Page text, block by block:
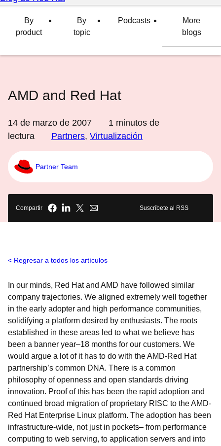
el
idiomaBy
product
By
topic
Podcasts
More
blogs
AMD and Red Hat
14 de marzo de 2007 1 minutos de
lectura
Partners, Virtualización
Partner Team
Compartir Suscríbete al RSS
Regresar a todos los artículos
In our minds, Red Hat and AMD have followed similar
company trajectories. We aligned extremely well together
in the early adopter and high performance communities,
solidifying a platform desired by enthusiasts. The roots
established in these areas led to what we believe has
been a banner year–18 months for our customers. We
would argue a lot of it has to do with the AMD-Red Hat
partnership’s common DNA. There is a common
philosophy of openness and open standards driving
innovation. Proof of this has been the rapid adoption and
continued broad migration of proprietary RISC to the AMD-
Red Hat Enterprise Linux platform. The adoption has been
infrastructure-wide, not just in pockets– from performance
computing to web serving, to application servers and into